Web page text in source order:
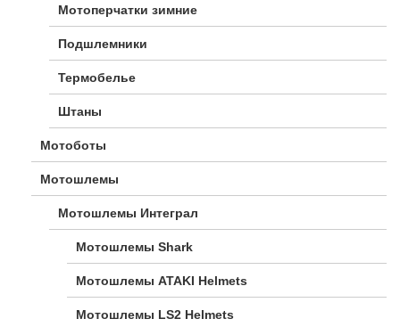
Мотоперчатки зимние
Подшлемники
Термобелье
Штаны
Мотоботы
Мотошлемы
Мотошлемы Интеграл
Мотошлемы Shark
Мотошлемы ATAKI Helmets
Мотошлемы LS2 Helmets